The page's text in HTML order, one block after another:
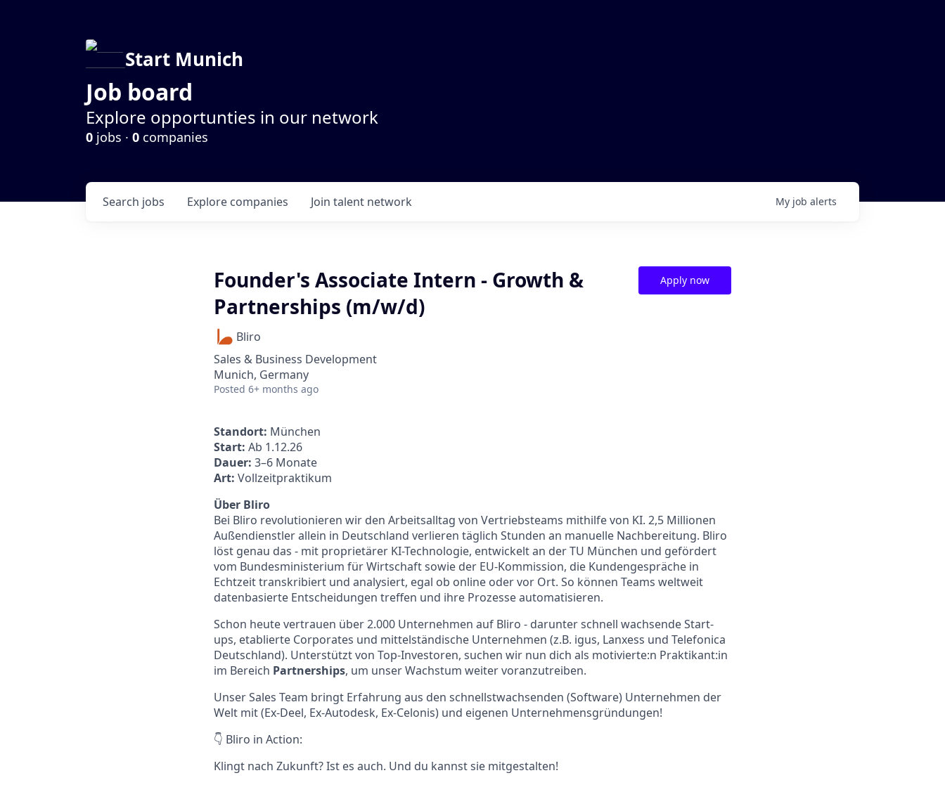
Start Munich
Job board
Explore opportunties in our network
0 jobs · 0 companies
Search jobs Explore companies Join talent network My job alerts
Founder's Associate Intern - Growth &
Partnerships (m/w/d)
Bliro
Sales & Business Development
Munich, Germany
Posted 6+ months ago
Apply now
Standort: München
Start: Ab 1.12.26
Dauer: 3–6 Monate
Art: Vollzeitpraktikum
Über Bliro
Bei Bliro revolutionieren wir den Arbeitsalltag von Vertriebsteams mithilfe von KI. 2,5 Millionen
Außendienstler allein in Deutschland verlieren täglich Stunden an manuelle Nachbereitung. Bliro
löst genau das - mit proprietärer KI-Technologie, entwickelt an der TU München und gefördert
vom Bundesministerium für Wirtschaft sowie der EU-Kommission, die Kundengespräche in
Echtzeit transkribiert und analysiert, egal ob online oder vor Ort. So können Teams weltweit
datenbasierte Entscheidungen treffen und ihre Prozesse automatisieren.
Schon heute vertrauen über 2.000 Unternehmen auf Bliro - darunter schnell wachsende Start-
ups, etablierte Corporates und mittelständische Unternehmen (z.B. igus, Lanxess und Telefonica
Deutschland). Unterstützt von Top-Investoren, suchen wir nun dich als motivierte:n Praktikant:in
im Bereich Partnerships, um unser Wachstum weiter voranzutreiben.
Unser Sales Team bringt Erfahrung aus den schnellstwachsenden (Software) Unternehmen der
Welt mit (Ex-Deel, Ex-Autodesk, Ex-Celonis) und eigenen Unternehmensgründungen!
👇 Bliro in Action:
Klingt nach Zukunft? Ist es auch. Und du kannst sie mitgestalten!